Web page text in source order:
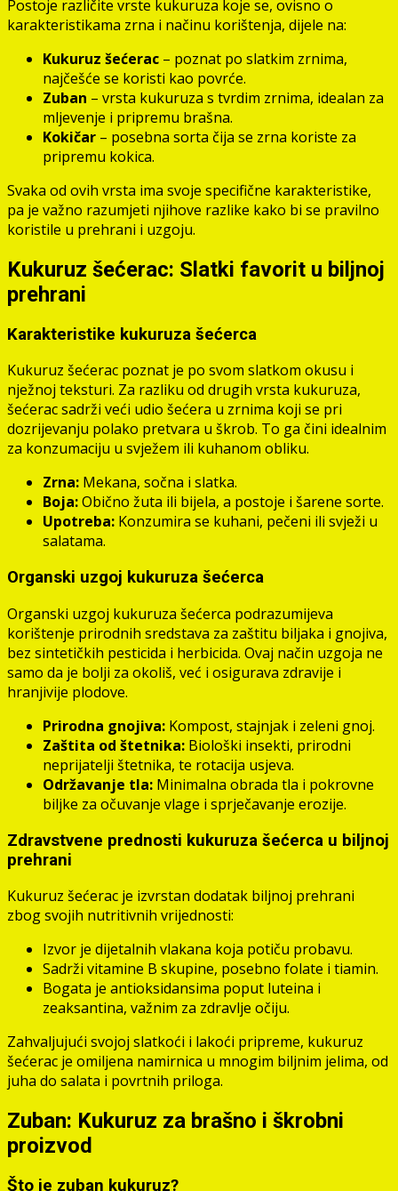
Postoje različite vrste kukuruza koje se, ovisno o
karakteristikama zrna i načinu korištenja, dijele na:
Kukuruz šećerac – poznat po slatkim zrnima,
najčešće se koristi kao povrće.
Zuban – vrsta kukuruza s tvrdim zrnima, idealan za
mljevenje i pripremu brašna.
Kokičar – posebna sorta čija se zrna koriste za
pripremu kokica.
Svaka od ovih vrsta ima svoje specifične karakteristike,
pa je važno razumjeti njihove razlike kako bi se pravilno
koristile u prehrani i uzgoju.
Kukuruz šećerac: Slatki favorit u biljnoj
prehrani
Karakteristike kukuruza šećerca
Kukuruz šećerac poznat je po svom slatkom okusu i
nježnoj teksturi. Za razliku od drugih vrsta kukuruza,
šećerac sadrži veći udio šećera u zrnima koji se pri
dozrijevanju polako pretvara u škrob. To ga čini idealnim
za konzumaciju u svježem ili kuhanom obliku.
Zrna: Mekana, sočna i slatka.
Boja:Obično žuta ili bijela, a postoje i šarene sorte.
Upotreba: Konzumira se kuhani, pečeni ili svježi u
salatama.
Organski uzgoj kukuruza šećerca
Organski uzgoj kukuruza šećerca podrazumijeva
korištenje prirodnih sredstava za zaštitu biljaka i gnojiva,
bez sintetičkih pesticida i herbicida. Ovaj način uzgoja ne
samo da je bolji za okoliš, već i osigurava zdravije i
hranjivije plodove.
Prirodna gnojiva: Kompost, stajnjak i zeleni gnoj.
Zaštita od štetnika: Biološki insekti, prirodni
neprijatelji štetnika, te rotacija usjeva.
Održavanje tla: Minimalna obrada tla i pokrovne
biljke za očuvanje vlage i sprječavanje erozije.
Zdravstvene prednosti kukuruza šećerca u biljnoj
prehrani
Kukuruz šećerac je izvrstan dodatak biljnoj prehrani
zbog svojih nutritivnih vrijednosti:
Izvor je dijetalnih vlakana koja potiču probavu.
Sadrži vitamine B skupine, posebno folate i tiamin.
Bogata je antioksidansima poput luteina i
zeaksantina, važnim za zdravlje očiju.
Zahvaljujući svojoj slatkoći i lakoći pripreme, kukuruz
šećerac je omiljena namirnica u mnogim biljnim jelima, od
juha do salata i povrtnih priloga.
Zuban: Kukuruz za brašno i škrobni
proizvod
Što je zuban kukuruz?